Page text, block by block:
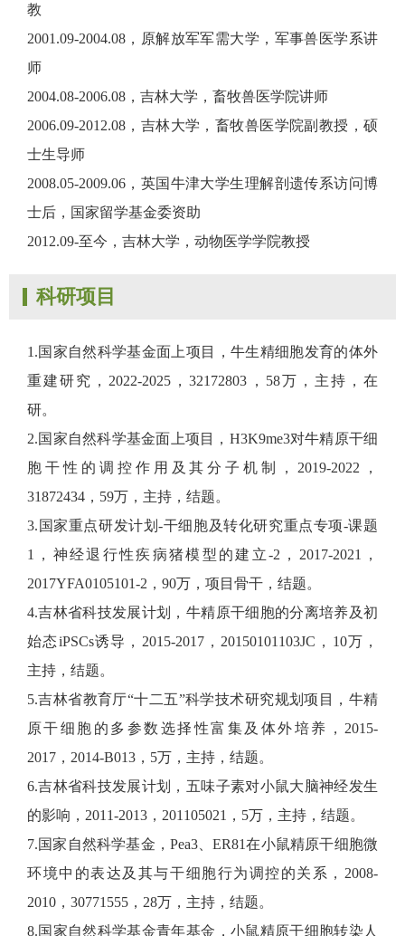
教
2001.09-2004.08，原解放军军需大学，军事兽医学系讲
师
2004.08-2006.08，吉林大学，畜牧兽医学院讲师
2006.09-2012.08，吉林大学，畜牧兽医学院副教授，硕
士生导师
2008.05-2009.06，英国牛津大学生理解剖遗传系访问博
士后，国家留学基金委资助
2012.09-至今，吉林大学，动物医学学院教授
科研项目
1.国家自然科学基金面上项目，牛生精细胞发育的体外
重建研究，2022-2025，32172803，58万，主持，在
研。
2.国家自然科学基金面上项目，H3K9me3对牛精原干细
胞干性的调控作用及其分子机制，2019-2022，
31872434，59万，主持，结题。
3.国家重点研发计划-干细胞及转化研究重点专项-课题
1，神经退行性疾病猪模型的建立-2，2017-2021，
2017YFA0105101-2，90万，项目骨干，结题。
4.吉林省科技发展计划，牛精原干细胞的分离培养及初
始态iPSCs诱导，2015-2017，20150101103JC，10万，
主持，结题。
5.吉林省教育厅“十二五”科学技术研究规划项目，牛精
原干细胞的多参数选择性富集及体外培养，2015-
2017，2014-B013，5万，主持，结题。
6.吉林省科技发展计划，五味子素对小鼠大脑神经发生
的影响，2011-2013，201105021，5万，主持，结题。
7.国家自然科学基金，Pea3、ER81在小鼠精原干细胞微
环境中的表达及其与干细胞行为调控的关系，2008-
2010，30771555，28万，主持，结题。
8.国家自然科学基金青年基金，小鼠精原干细胞转染人